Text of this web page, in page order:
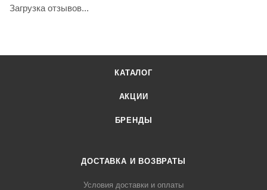
Загрузка отзывов...
КАТАЛОГ
АКЦИИ
БРЕНДЫ
ДОСТАВКА И ВОЗВРАТЫ
Условия доставки и оплаты